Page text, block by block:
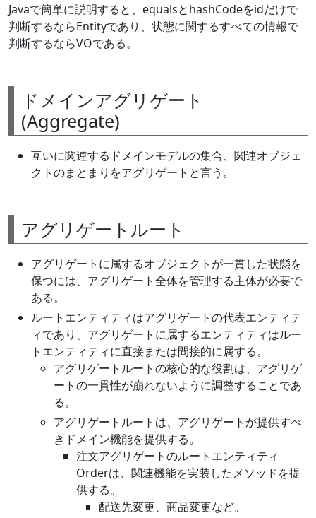
Javaで簡単に説明すると、equalsとhashCodeをidだけで
判断するならEntityであり、状態に関するすべての情報で
判断するならVOである。
ドメインアグリゲート
(Aggregate)
互いに関連するドメインモデルの集合、関連オブジェ
クトのまとまりをアグリゲートと言う。
アグリゲートルート
アグリゲートに属するオブジェクトが一貫した状態を
保つには、アグリゲート全体を管理する主体が必要で
ある。
ルートエンティティはアグリゲートの代表エンティテ
ィであり、アグリゲートに属するエンティティはルー
トエンティティに直接または間接的に属する。
アグリゲートルートの核心的な役割は、アグリゲ
ートの一貫性が崩れないように調整することであ
る。
アグリゲートルートは、アグリゲートが提供すべ
きドメイン機能を提供する。
注文アグリゲートのルートエンティティ
Orderは、関連機能を実装したメソッドを提
供する。
配送先変更、商品変更など。